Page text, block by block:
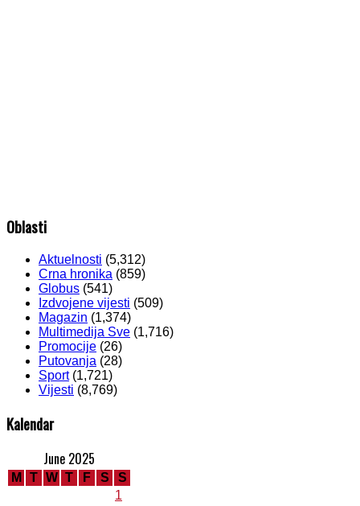
Oblasti
Aktuelnosti (5,312)
Crna hronika (859)
Globus (541)
Izdvojene vijesti (509)
Magazin (1,374)
Multimedija Sve (1,716)
Promocije (26)
Putovanja (28)
Sport(1,721)
Vijesti (8,769)
Kalendar
June 2025
M T W T F S
S
1